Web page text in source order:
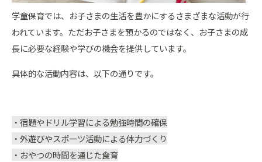
学童保育では、お子さまの生活を豊かにするさまざまな活動が行
われています。ただお子さまを預かるのではなく、お子さまの成
長に必要な経験や学びの機会を提供しています。
具体的な活動内容は、以下の通りです。
・宿題やドリル学習による勉強時間の確保
・外遊びやスポーツ活動による体力づくり
・おやつの時間を通じた食育